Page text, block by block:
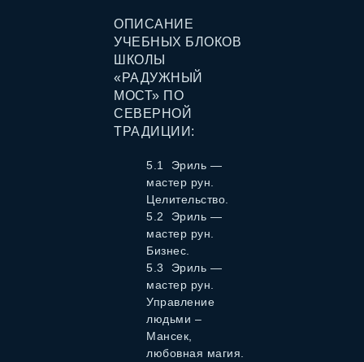
ОПИСАНИЕ
УЧЕБНЫХ БЛОКОВ
ШКОЛЫ
«РАДУЖНЫЙ
МОСТ» ПО
СЕВЕРНОЙ
ТРАДИЦИИ:
5.1 Эриль —
мастер рун.
Целительство.
5.2 Эриль —
мастер рун.
Бизнес.
5.3 Эриль —
мастер рун.
Управление
людьми –
Мансек,
любовная магия.